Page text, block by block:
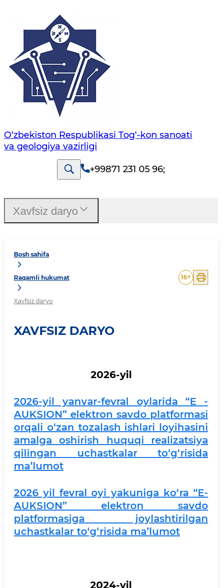
O‘zbekiston Respublikasi Tog‘-kon sanoati
va geologiya vazirligi
+99871 231 05 96;
Bosh sahifa
Raqamli hukumat
Xavfsiz daryo
16+
XAVFSIZ DARYO
2026-yil
2026-yil yanvar-fevral oylarida “E -
AUKSION” elektron savdo platformasi
orqali o‘zan tozalash ishlari loyihasini
amalga oshirish huquqi realizatsiya
qilingan uchastkalar to‘g‘risida
ma’lumot
2026 yil fevral oyi yakuniga ko‘ra “E-
AUKSION” elektron savdo
platformasiga joylashtirilgan
uchastkalar to‘g‘risida ma’lumot
2024-yil
Xavfsiz daryo